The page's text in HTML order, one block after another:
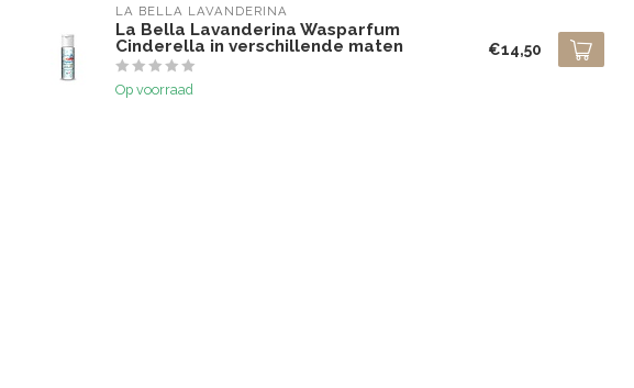
LA BELLA LAVANDERINA
La Bella Lavanderina Wasparfum
Cinderella in verschillende maten
Op voorraad
€14,50